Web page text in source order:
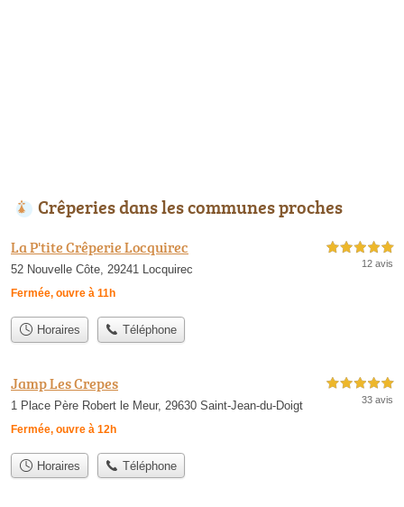
Crêperies dans les communes proches
La P'tite Crêperie Locquirec
52 Nouvelle Côte, 29241 Locquirec
Fermée, ouvre à 11h
5,0 étoiles sur 5
12 avis
Horaires Téléphone
Jamp Les Crepes
1 Place Père Robert le Meur, 29630 Saint-Jean-du-Doigt
Fermée, ouvre à 12h
5,0 étoiles sur 5
33 avis
Horaires Téléphone